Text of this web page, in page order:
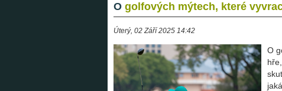
O golfových mýtech, které
Úterý, 02 Září 2025 14:42
O